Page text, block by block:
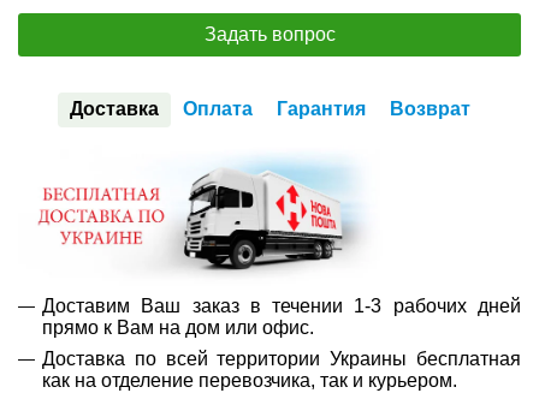
Задать вопрос
Доставка Оплата Гарантия Возврат
Доставим Ваш заказ в течении 1-3 рабочих дней
прямо к Вам на дом или офис.
Доставка по всей территории Украины бесплатная
как на отделение перевозчика, так и курьером.